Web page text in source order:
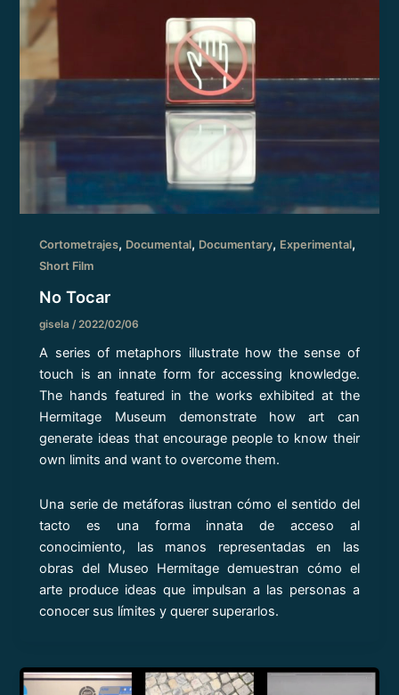
Cortometrajes, Documental, Documentary, Experimental,
Short Film
No Tocar
gisela /2022/02/06
A series of metaphors illustrate how the sense of
touch is an innate form for accessing knowledge.
The hands featured in the works exhibited at the
Hermitage Museum demonstrate how art can
generate ideas that encourage people to know their
own limits and want to overcome them.
Una serie de metáforas ilustran cómo el sentido del
tacto es una forma innata de acceso al
conocimiento, las manos representadas en las
obras del Museo Hermitage demuestran cómo el
arte produce ideas que impulsan a las personas a
conocer sus límites y querer superarlos.